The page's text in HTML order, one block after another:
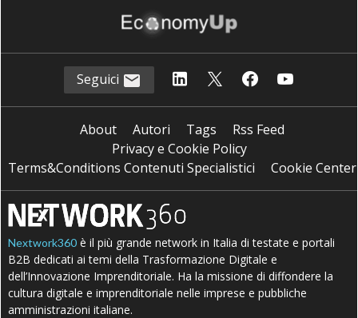
Seguici
About Autori Tags
Rss Feed
Privacy e Cookie Policy
Terms&Conditions Contenuti Specialistici
Cookie Center
Nextwork360 è il più grande network in Italia di testate e portali
B2B dedicati ai temi della Trasformazione Digitale e
dell’Innovazione Imprenditoriale. Ha la missione di diffondere la
cultura digitale e imprenditoriale nelle imprese e pubbliche
amministrazioni italiane.